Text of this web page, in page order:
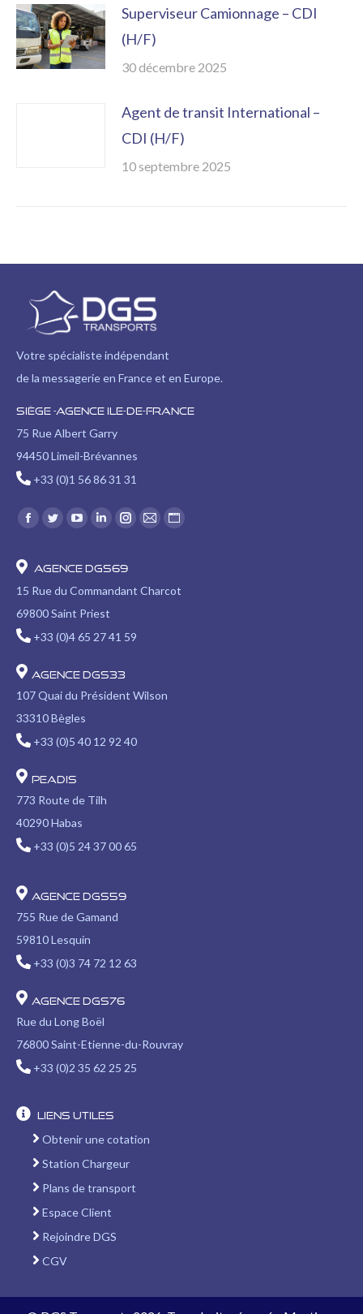
Superviseur Camionnage – CDI
(H/F)
30 décembre 2025
Agent de transit International –
CDI (H/F)
10 septembre 2025
Votre spécialiste indépendant
de la messagerie en France et en Europe.
Siège -Agence Ile-de-France
75 Rue Albert Garry
94450 Limeil-Brévannes
+33 (0)1 56 86 31 31
Trouvez nous sur :
Facebook
opens
in
new
window
Twitter
opens
in
new
window
YouTube
opens
in
new
window
LinkedIn
opens
in
new
window
Instagram
opens
in
window
E-
opens
Site
opens
Agence DGS69
15 Rue du Commandant Charcot
69800 Saint Priest
+33 (0)4 65 27 41 59
Agence DGS33
107 Quai du Président Wilson
33310 Bègles
+33 (0)5 40 12 92 40
PEADIS
773 Route de Tilh
40290 Habas
+33 (0)5 24 37 00 65
Agence DGS59
755 Rue de Gamand
59810 Lesquin
+33 (0)3 74 72 12 63
Agence DGS76
Rue du Long Boël
76800 Saint-Etienne-du-Rouvray
+33 (0)2 35 62 25 25
Liens utiles
Obtenir une cotation
Station Chargeur
Plans de transport
Espace Client
Rejoindre DGS
CGV